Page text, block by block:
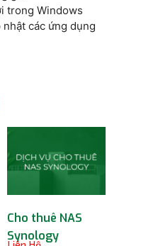
trong Windows
các ứng dụng
Cho thuê NAS
Synology